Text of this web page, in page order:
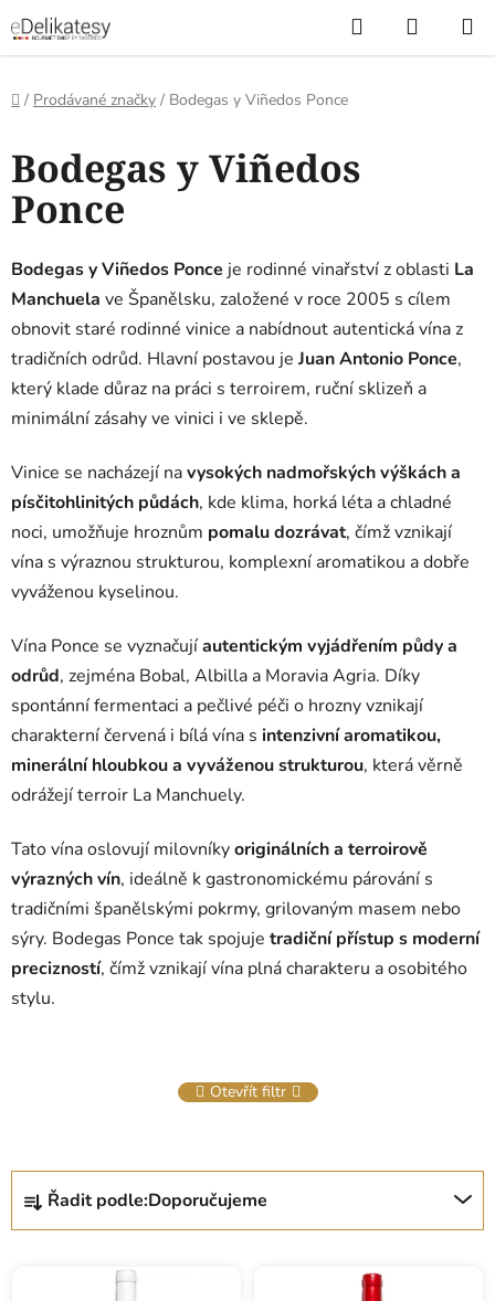
na
obsah
Hledat
KOŠÍK
Domů
/ Prodávané značky / Bodegas y Viñedos Ponce
Bodegas y Viñedos
Ponce
Bodegas y Viñedos Ponce je rodinné vinařství z oblasti La
Manchuela ve Španělsku, založené v roce 2005 s cílem
obnovit staré rodinné vinice a nabídnout autentická vína z
tradičních odrůd. Hlavní postavou je Juan Antonio Ponce,
který klade důraz na práci s terroirem, ruční sklizeň a
minimální zásahy ve vinici i ve sklepě.
Vinice se nacházejí navysokých nadmořských výškách a
písčitohlinitých půdách, kde klima, horká léta a chladné
noci, umožňuje hroznům pomalu dozrávat, čímž vznikají
vína s výraznou strukturou, komplexní aromatikou a dobře
vyváženou kyselinou.
Vína Ponce se vyznačujíautentickým vyjádřením půdy a
odrůd, zejména Bobal, Albilla a Moravia Agria. Díky
spontánní fermentaci a pečlivé péči o hrozny vznikají
charakterní červená i bílá vína s intenzivní aromatikou,
minerální hloubkou a vyváženou strukturou, která věrně
odrážejí terroir La Manchuely.
Tato vína oslovují milovníkyoriginálních a terroirově
výrazných vín, ideálně k gastronomickému párování s
tradičními španělskými pokrmy, grilovaným masem nebo
sýry. Bodegas Ponce tak spojuje tradiční přístup s moderní
precizností, čímž vznikají vína plná charakteru a osobitého
stylu.
Otevřít filtr
Ř
a
z
Řadit podle:Doporučujeme
ý
p
i
p
r
o
d
u
k
ů